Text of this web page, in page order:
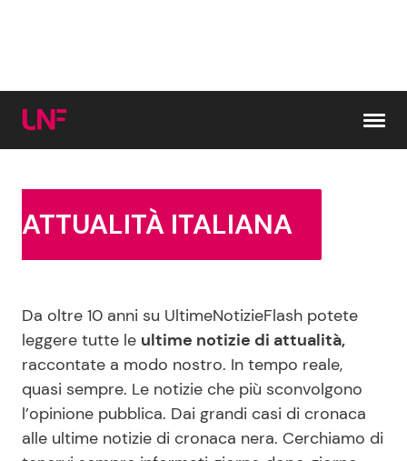
Attualità Italiana
Dal Mondo
Economia
Bellezze VIP
Coppie VIP
Fiction e Serie TV
ATTUALITÀ ITALIANA
Da oltre 10 anni su UltimeNotizieFlash potete
leggere tutte le ultime notizie di attualità,
raccontate a modo nostro. In tempo reale,
quasi sempre. Le notizie che più sconvolgono
l’opinione pubblica. Dai grandi casi di cronaca
alle ultime notizie di cronaca nera. Cerchiamo di